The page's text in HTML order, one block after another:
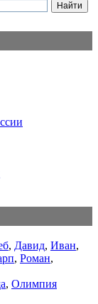
, Давид, Иван,
, Роман,
, Олимпия